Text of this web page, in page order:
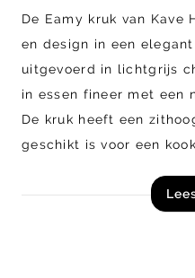
De Eamy kruk van Kave
en design in een
uitgevoerd in lichtgrijs
in essen fineer met een
De kruk heeft een
geschikt is voor een
Shop de Eamy kruk uit